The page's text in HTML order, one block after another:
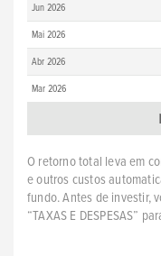
Jun 2026
Mai 2026
Abr 2026
Mar 2026
O retorno total leva em
e outros custos
fundo. Antes de investir,
“TAXAS E DESPESAS”